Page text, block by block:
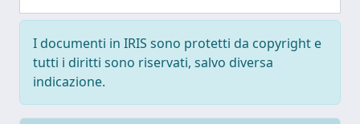
I documenti in IRIS sono protetti da copyright e
tutti i diritti sono riservati, salvo diversa
indicazione.